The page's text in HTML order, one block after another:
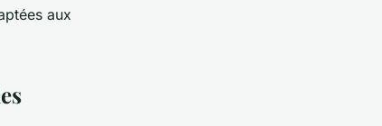
aux